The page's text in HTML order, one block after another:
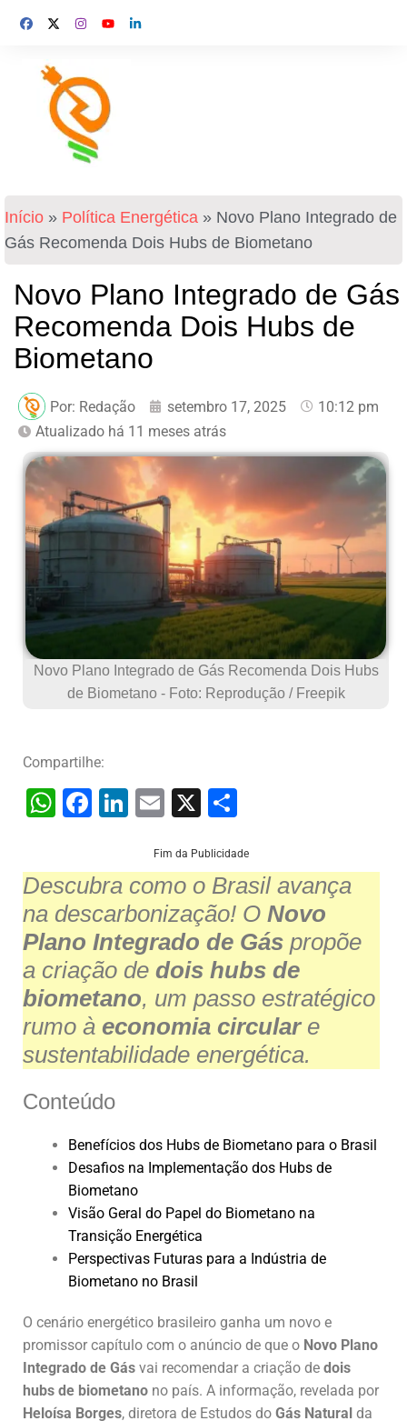
Início » Política Energética » Novo Plano Integrado de
Gás Recomenda Dois Hubs de Biometano
Novo Plano Integrado de Gás
Recomenda Dois Hubs de
Biometano
Por: Redação setembro 17, 2025
10:12 pm
Atualizado há 11 meses atrás
Novo Plano Integrado de Gás Recomenda Dois Hubs
de Biometano - Foto: Reprodução / Freepik
Compartilhe:
W
s
A
p
p
F
e
b
o
o
k
Li
e
dI
n
E
ai
l
X
ar
e
Fim da Publicidade
Descubra como o Brasil avança
na descarbonização! O Novo
Plano Integrado de Gás propõe
a criação de dois hubs de
biometano, um passo estratégico
rumo à economia circulare
sustentabilidade energética.
Conteúdo
Benefícios dos Hubs de Biometano para o Brasil
Desafios na Implementação dos Hubs de
Biometano
Visão Geral do Papel do Biometano na
Transição Energética
Perspectivas Futuras para a Indústria de
Biometano no Brasil
O cenário energético brasileiro ganha um novo e
promissor capítulo com o anúncio de que o Novo Plano
Integrado de Gás vai recomendar a criação de dois
hubs de biometano no país. A informação, revelada por
Heloísa Borges, diretora de Estudos do Gás Natural da